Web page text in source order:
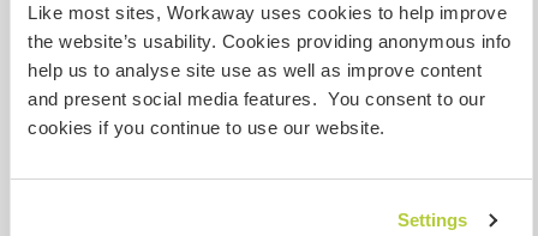
Like most sites, Workaway uses cookies to help improve
the website’s usability. Cookies providing anonymous info
help us to analyse site use as well as improve content
and present social media features. You consent to our
cookies if you continue to use our website.
Settings
bathroom with Italian shower 🚿 .
You'll be mixed with the regular guests, not the
same room 😉
Algo más...
Hiking, sightseing, trecking, paragliding, sauna, ,